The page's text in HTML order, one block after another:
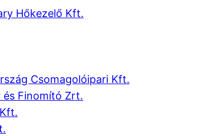
Hőkezelő Kft.
Csomagolóipari Kft.
és Finomító Zrt.